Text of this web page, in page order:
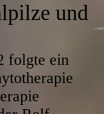
und
folgte ein